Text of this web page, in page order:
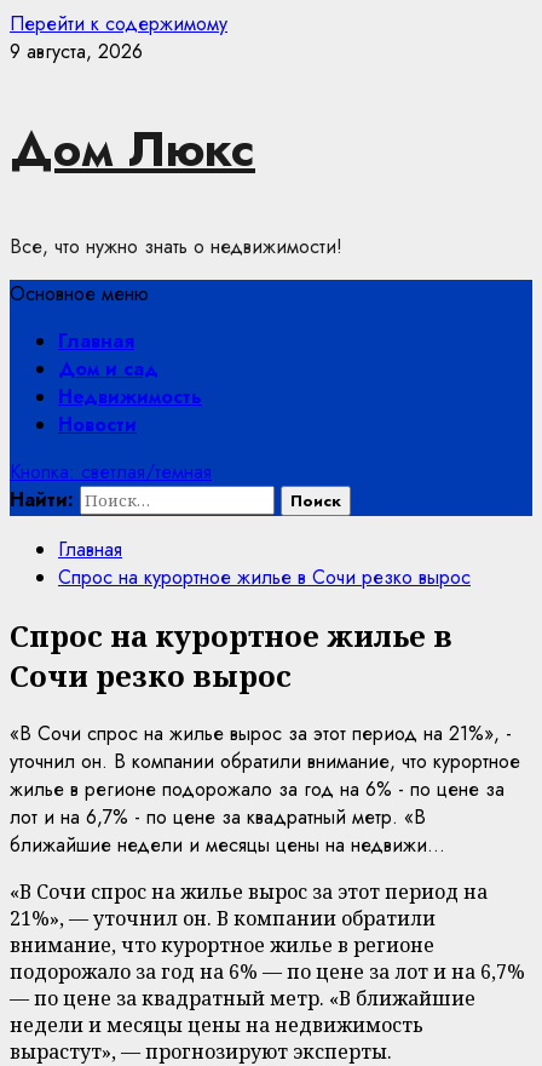
Перейти к содержимому
9 августа, 2026
Дом Люкс
Все, что нужно знать о недвижимости!
Основное меню
Главная
Дом и сад
Недвижимость
Новости
Кнопка: светлая/темная
Найти:
Главная
Спрос на курортное жилье в Сочи резко вырос
Спрос на курортное жилье в
Сочи резко вырос
«В Сочи спрос на жилье вырос за этот период на 21%», -
уточнил он. В компании обратили внимание, что курортное
жилье в регионе подорожало за год на 6% - по цене за
лот и на 6,7% - по цене за квадратный метр. «В
ближайшие недели и месяцы цены на недвижи...
«В Сочи спрос на жилье вырос за этот период на
21%», — уточнил он. В компании обратили
внимание, что курортное жилье в регионе
подорожало за год на 6% — по цене за лот и на 6,7%
— по цене за квадратный метр. «В ближайшие
недели и месяцы цены на недвижимость
вырастут», — прогнозируют эксперты.